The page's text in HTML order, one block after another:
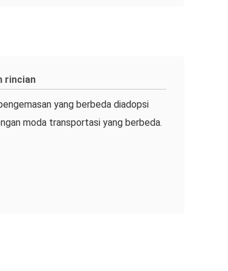
rincian
yang berbeda diadopsi
moda transportasi yang berbeda.